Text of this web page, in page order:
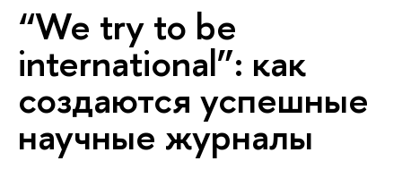
“We try to be
international”: как
создаются успешные
научные журналы